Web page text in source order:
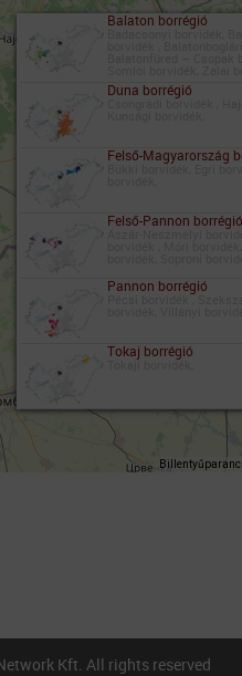
Balaton borrégió
Badacsonyi borvidék,
Duna borrégió
Csongrádi borvidék ,
Felső-Magyarország
Bükki borvidék, Egri
Felső-Pannon borrégió
Ászár-Neszmélyi
Pannon borrégió
Pécsi borvidék ,
Tokaj borrégió
Tokaji borvidék,
Kft. All rights reserved